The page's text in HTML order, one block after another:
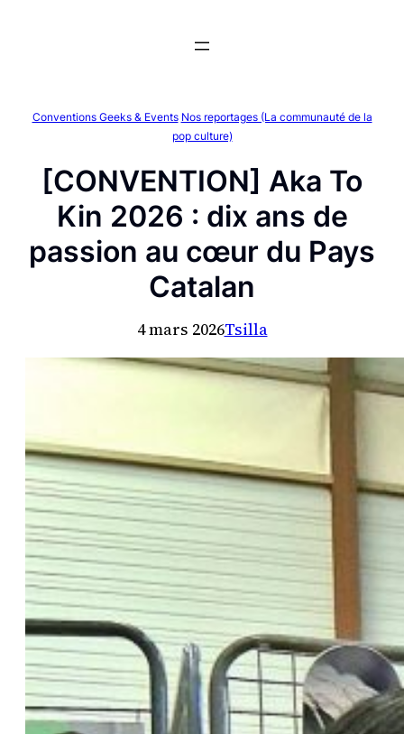
Conventions Geeks & Events Nos reportages (La communauté de la
pop culture)
[CONVENTION] Aka To
Kin 2026 : dix ans de
passion au cœur du Pays
Catalan
4 mars 2026Tsilla